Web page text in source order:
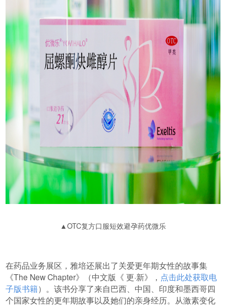
▲OTC复方口服短效避孕药优微乐
在药品业务展区，雅培还展出了关爱更年期女性的故事集
《The New Chapter》（中文版《 更·新》， 点击此处获取电
子版书籍）。该书分享了来自巴西、中国、印度和墨西哥四
个国家女性的更年期故事以及她们的亲身经历。从激素变化